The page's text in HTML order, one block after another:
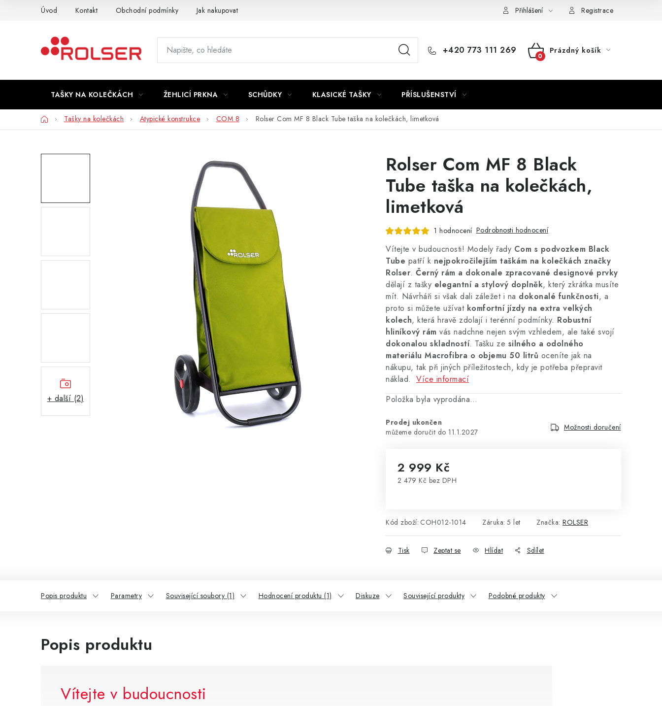
Úvod Kontakt Obchodní podmínky Jak nakupovat Přihlášení Registrace
+420 773 111 269
NÁKUPNÍ
Prázdný košík
TAŠKY NA KOLEČKÁCH ŽEHLICÍ PRKNA SCHŮDKY KLASICKÉ TAŠKY PŘÍSLUŠENSTVÍ
DomůTašky na kolečkách Atypické konstrukce COM 8 Rolser Com MF 8 Black Tube taška na kolečkách, limetková
+ další (2)
Rolser Com MF 8 Black
Tube taška na kolečkách,
limetková
1 hodnocení Podrobnosti hodnocení
Vítejte v budoucnosti! Modely řady Com s podvozkem Black
Tube patří k nejpokročilejším taškám na kolečkách značky
Rolser. Černý rám a dokonale zpracované designové prvky
dělají z tašky elegantní a stylový doplněk, který zkrátka musíte
mít. Návrháři si však dali záležet i na dokonalé funkčnosti, a
proto si můžete užívat komfortní jízdy na extra velkých
kolech, která hravě zdolají i terénní podmínky. Robustní
hliníkový rám vás nadchne nejen svým vzhledem, ale také svojí
dokonalou skladností. Tašku ze silného a odolného
materiálu Macrofibra o objemu 50 litrů oceníte jak na
nákupu, tak při jiných příležitostech, kdy je potřeba přepravit
náklad. Více informací
Položka byla vyprodána…
Prodej ukončen
11.1.2027
Možnosti doručení
2 999 Kč
2 479 Kč bez DPH
Kód zboží: COH012-1014 Záruka: 5 let Značka: ROLSER
Tisk Zeptat se Hlídat Sdílet
Popis produktu Parametry Související soubory (1) Hodnocení produktu (1) Diskuze Související produkty Podobné produkty
Popis produktu
Vítejte v budoucnosti